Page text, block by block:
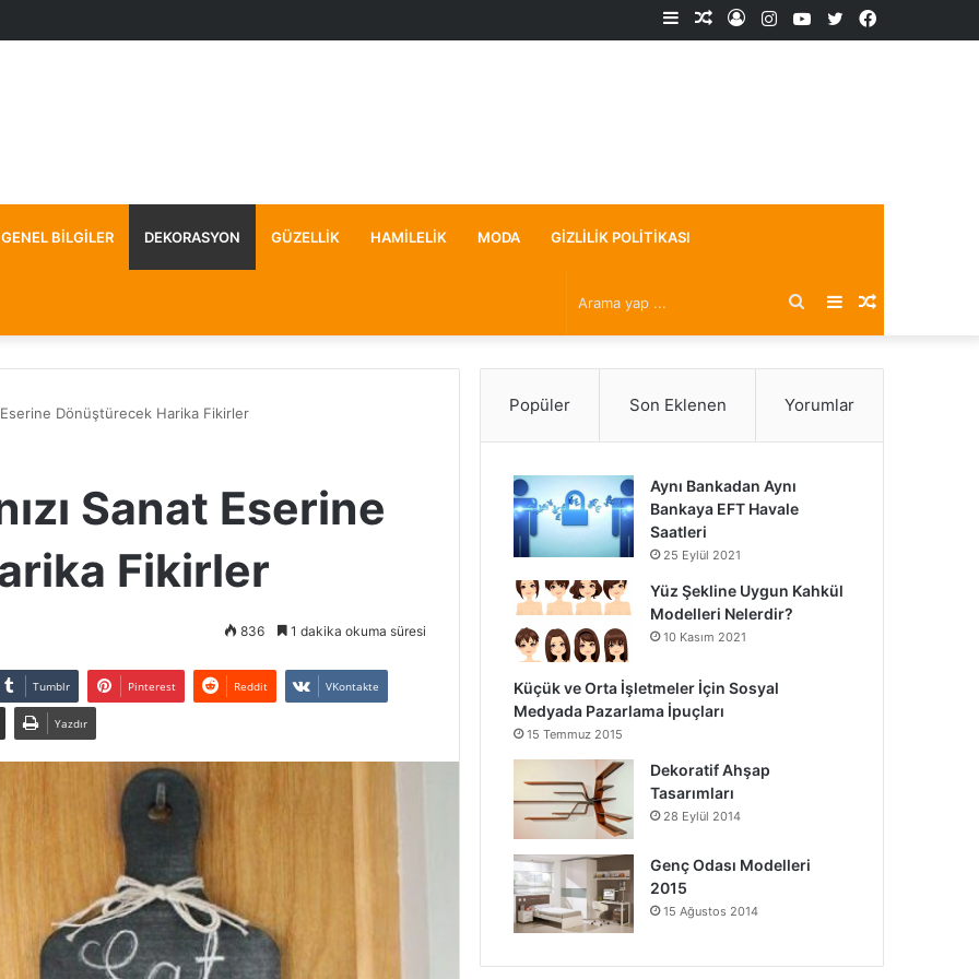
Facebook
X
YouTube
Instagram
Kayıt
Rastgele
Kenar
GENEL BILGILER DEKORASYON GÜZELLIK HAMILELIK MODA GIZLILIK POLITIKASI
Rastgele
Makale
Kenar
Bölmesi
Arama
yap
Eserine Dönüştürecek Harika Fikirler
Sanat Eserine
Fikirler
836 1 dakika okuma süresi
Tumblr Pinterest Reddit VKontakte
Yazdır
Popüler Son Eklenen Yorumlar
Aynı Bankadan Aynı
Bankaya EFT Havale
Saatleri
25 Eylül 2021
Yüz Şekline Uygun Kahkül
Modelleri Nelerdir?
10 Kasım 2021
Küçük ve Orta İşletmeler İçin Sosyal
Medyada Pazarlama İpuçları
15 Temmuz 2015
Dekoratif Ahşap
Tasarımları
28 Eylül 2014
Genç Odası Modelleri
2015
15 Ağustos 2014